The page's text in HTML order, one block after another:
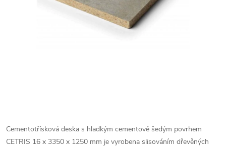
Cementotřísková deska s hladkým cementově šedým povrhem
CETRIS 16 x 3350 x 1250 mm je vyrobena slisováním dřevěných